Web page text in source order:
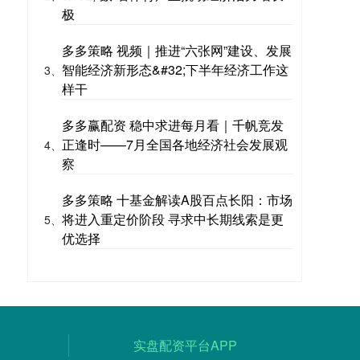
极
3、
多多策略 视频｜推进“六张网”建设、发展
智能经济新形态&#32;下半年经济工作这
样干
4、
多多赢配资 稳中求进每月看｜千帆竞发
正逢时——7月全国各地经济社会发展观
察
5、
多多策略 十基金解读A股百点长阳：市场
将进入重定价阶段 寻求中长期线索是更
优选择
实盘配资平台APP